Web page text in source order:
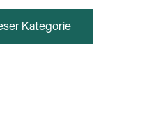
Kategorie